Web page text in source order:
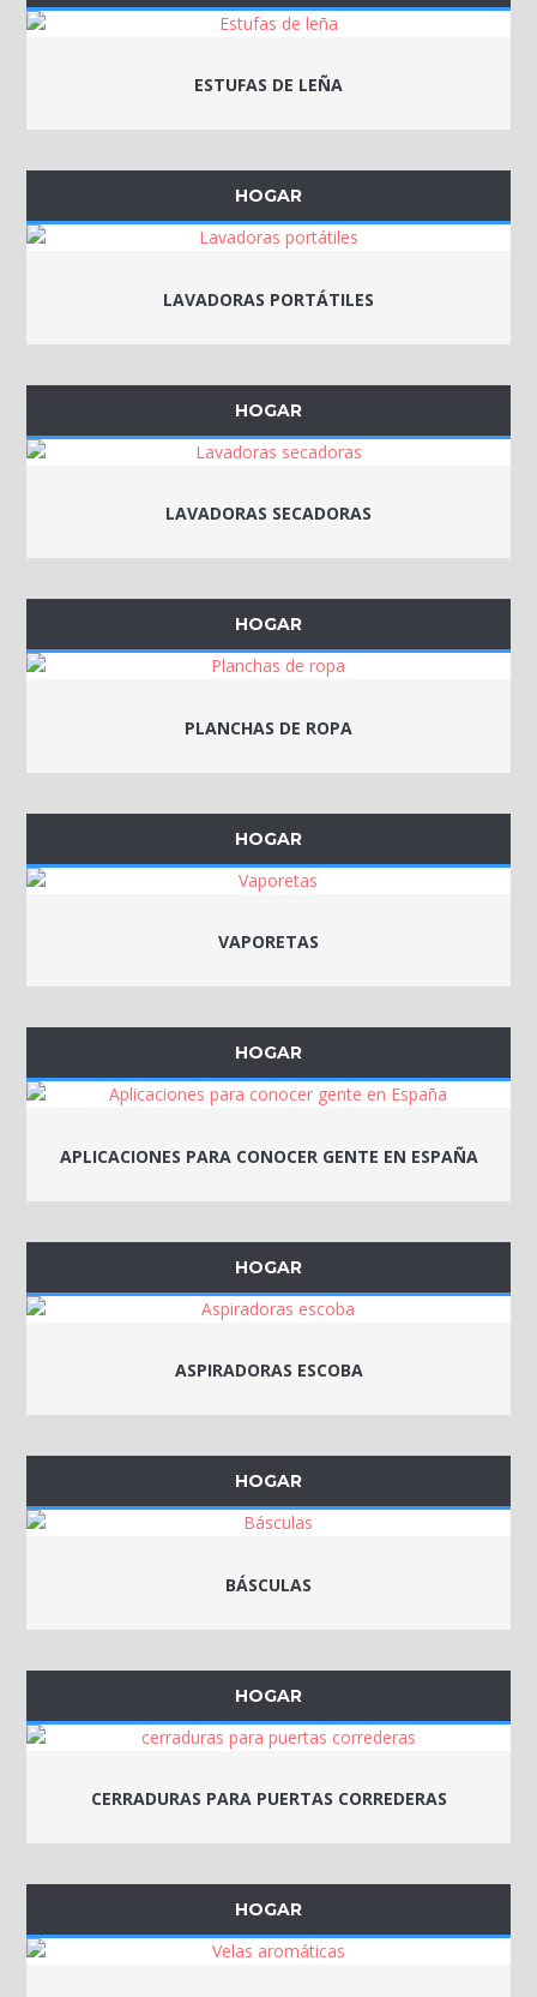
ESTUFAS DE LEÑA
HOGAR
LAVADORAS PORTÁTILES
HOGAR
LAVADORAS SECADORAS
HOGAR
PLANCHAS DE ROPA
HOGAR
VAPORETAS
HOGAR
APLICACIONES PARA CONOCER GENTE EN ESPAÑA
HOGAR
ASPIRADORAS ESCOBA
HOGAR
BÁSCULAS
HOGAR
CERRADURAS PARA PUERTAS CORREDERAS
HOGAR